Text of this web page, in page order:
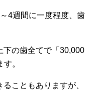
4週間に一度程度、歯
下の歯全てで「30,000
。
こともありますが、